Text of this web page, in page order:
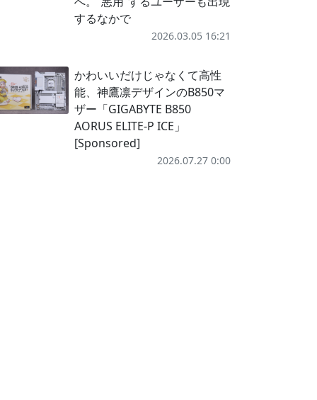
するなかで
2026.03.05 16:21
かわいいだけじゃなくて高性
能、神鷹凛デザインのB850マ
ザー「GIGABYTE B850
AORUS ELITE-P ICE」
[Sponsored]
2026.07.27 0:00